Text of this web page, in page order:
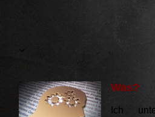
Was?
Ich